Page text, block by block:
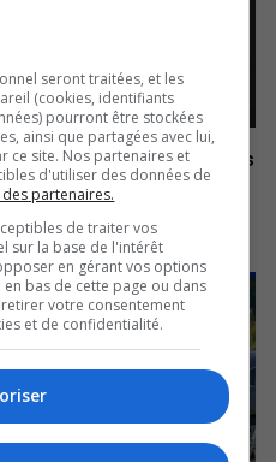
en vue des camps
seront traitées, et les
(cookies, identifiants
pourront être stockées
ainsi que partagées avec lui,
ce site. Nos partenaires et
d'utiliser des données de
des partenaires.
de traiter vos
sur la base de l'intérêt
en gérant vos options
en bas de cette page ou dans
votre consentement
et de confidentialité.